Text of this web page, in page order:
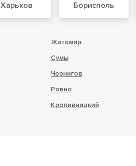
Харьков Борисполь
Житомир
Сумы
Чернигов
Ровно
Кропивницкий